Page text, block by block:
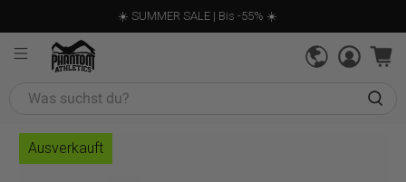
☀️ SUMMER SALE | Bis -55% ☀️
Was
Ausverkauft